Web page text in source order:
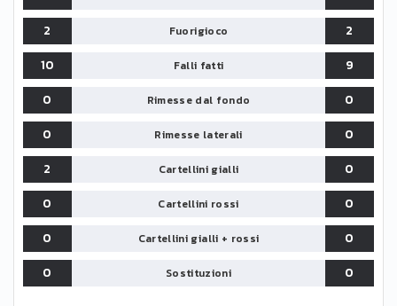
2
Fuorigioco
2
10
Falli fatti
9
0
Rimesse dal fondo
0
0
Rimesse laterali
0
2
Cartellini gialli
0
0
Cartellini rossi
0
0
Cartellini gialli + rossi
0
0
Sostituzioni 0